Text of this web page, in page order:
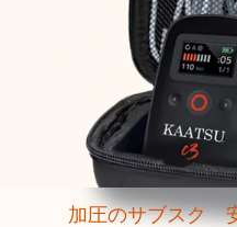
加圧のサブスク